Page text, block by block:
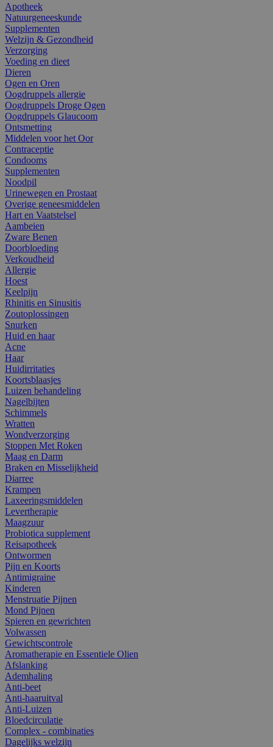
Apotheek
Natuurgeneeskunde
Supplementen
Welzijn & Gezondheid
Verzorging
Voeding en dieet
Dieren
Ogen en Oren
Oogdruppels allergie
Oogdruppels Droge Ogen
Oogdruppels Glaucoom
Ontsmetting
Middelen voor het Oor
Contraceptie
Condooms
Supplementen
Noodpil
Urinewegen en Prostaat
Overige geneesmiddelen
Hart en Vaatstelsel
Aambeien
Zware Benen
Doorbloeding
Verkoudheid
Allergie
Hoest
Keelpijn
Rhinitis en Sinusitis
Zoutoplossingen
Snurken
Huid en haar
Acne
Haar
Huidirritaties
Koortsblaasjes
Luizen behandeling
Nagelbijten
Schimmels
Wratten
Wondverzorging
Stoppen Met Roken
Maag en Darm
Braken en Misselijkheid
Diarree
Krampen
Laxeeringsmiddelen
Levertherapie
Maagzuur
Probiotica supplement
Reisapotheek
Ontwormen
Pijn en Koorts
Antimigraine
Kinderen
Menstruatie Pijnen
Mond Pijnen
Spieren en gewrichten
Volwassen
Gewichtscontrole
Aromatherapie en Essentiele Olien
Afslanking
Ademhaling
Anti-beet
Anti-haaruitval
Anti-Luizen
Bloedcirculatie
Complex - combinaties
Dagelijks welzijn